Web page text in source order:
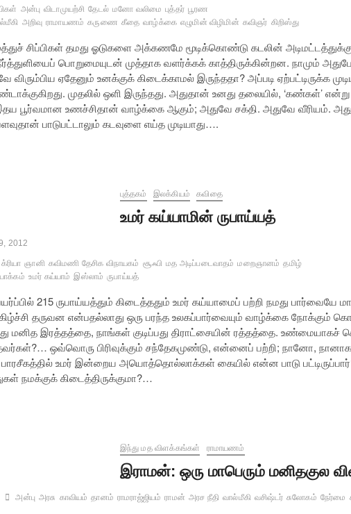
அன்பு விடாமுயற்சி தேடல் மனோ வலிமை புத்தர் பூரண
அறிவு ராமாயணம் கருணை கீதை வாழ்க்கை எழுமின் விழிமின் கவிஞர் கிறிஸ்து
சிப்பிகள் தமது ஓடுகளை அக்கணமே மூடிக்கொண்டு கடலின்
பொறுமையுடன் முத்தாக வளர்க்கக் காத்திருக்கின்றன. நாமும்
ஏதேனும் உனக்குக் கிடைக்காமல் இருந்ததா? அப்படி ஏற்பட்டிருக்க
முதலில் ஒளி இருந்தது. அதுதான் உனது தலையில், ‘கண்கள்’
பூர்வமான உணச்சிதான் வாழ்க்கை ஆகும்; அதுவே சக்தி. அதுவே வீரியம்.
பாடுபட்டாலும் கடவுளை எய்த முடியாது….
புத்தகம்
இலக்கியம் கவிதை
உமர் கய்யாமின் ருபாய்யத்
2012
க்ரியா ஞானி கவிமணி தேசிக விநாயகம் சூஃபி மத அடிப்படைவாதம் மறைஞானம் தமிழ்
உமர் கய்யாம் இஸ்லாம் ருபாய்யத்
215 ருபாய்யத்தும் கிடைத்ததும் உமர் கய்யாமைப் பற்றி நமது பார்வையே
தருவன என்பதல்லாது ஒரு பரந்த உலகப்பார்வையும் வாழ்க்கை
மனித இரத்தத்தை, நாங்கள் குடிப்பது திராட்சையின் ரத்தத்தை. உண்மையாகச்
ஒவ்வொரு பிரிவுக்கும் சந்தேகமுண்டு, என்னைப் பற்றி; நானோ,
உமர் இன்றைய அயொத்தொல்லாக்கள் கையில் என்ன பாடு
நமக்குக் கிடைத்திருக்குமா?…
இந்து மத விளக்கங்கள் ராமாயணம்
இராமன்: ஒரு மாபெரும் மனிதகுல
அன்பு அரசு காவியம் தானம் ராமராஜ்ஜியம் ராமன் அரச நீதி வால்மீகி வசிஷ்டர் சுலோகம் நேர்மை